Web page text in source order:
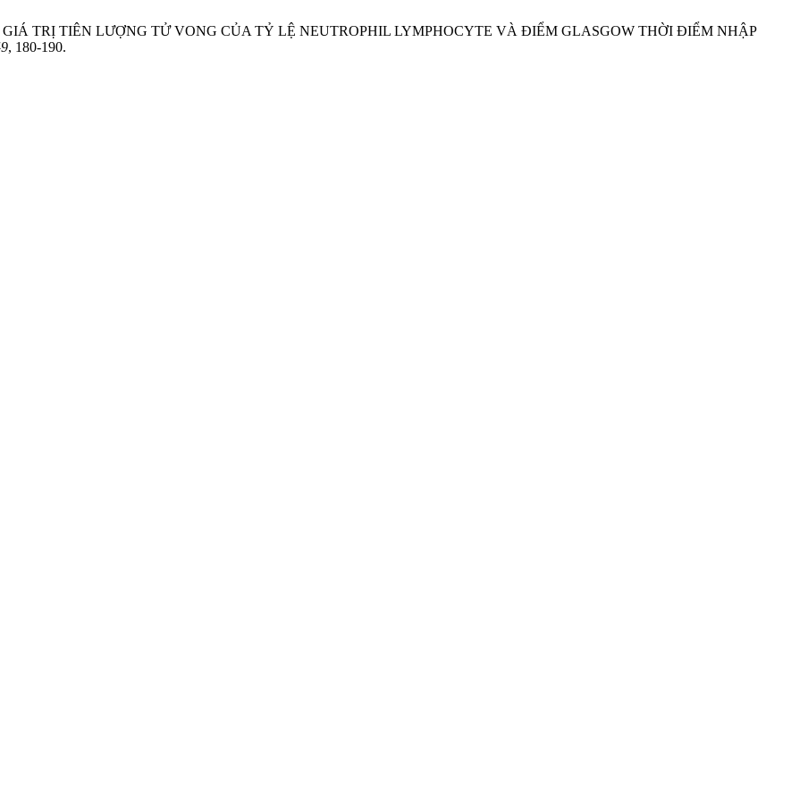
GIÁ TRỊ TIÊN LƯỢNG TỬ VONG CỦA TỶ LỆ NEUTROPHIL LYMPHOCYTE VÀ ĐIỂM GLASGOW THỜI ĐIỂM NHẬP
, 180-190.